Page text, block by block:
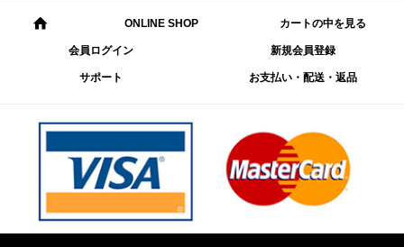
ONLINE SHOP カートの中を見る
会員ログイン 新規会員登録
サポート お支払い・配送・返品